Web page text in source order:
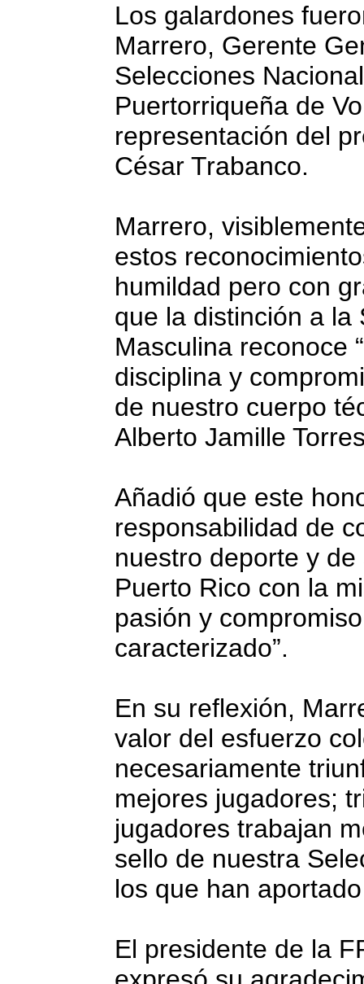
Los galardones
Marrero, Gerente
Selecciones
Puertorriqueña de
representación del
César Trabanco.
Marrero,
estos
humildad pero con
que la distinción a la
Masculina reconoce
disciplina y
de nuestro cuerpo
Alberto Jamille
Añadió que este
responsabilidad de
nuestro deporte y
Puerto Rico con la
pasión y
caracterizado”.
En su reflexión,
valor del esfuerzo
necesariamente
mejores jugadores;
jugadores trabajan
sello de nuestra
los que han
El presidente de la